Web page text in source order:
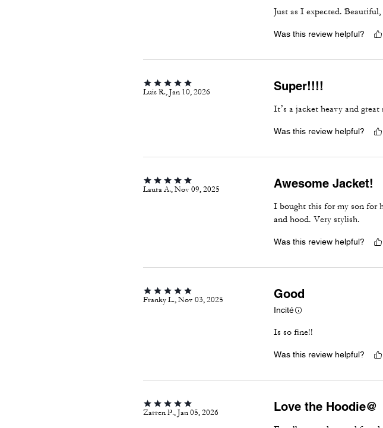
Just as I expected.
Was this review helpful?
Luis R., Jan 10, 2026 Super!!!!
It’s a jacket heavy and
Was this review helpful?
Laura A., Nov 09, 2025 Awesome Jacket!
I bought this for my son for
and hood. Very stylish.
Was this review helpful?
Franky L., Nov 03, 2025 Good
Incité
Is so fine!!
Was this review helpful?
Zarren P., Jan 05, 2026 Love the Hoodie@